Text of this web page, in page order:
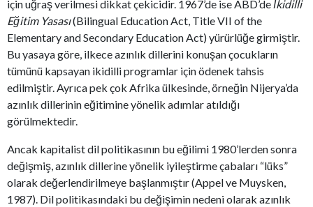
için uğraş verilmesi dikkat çekicidir. 1967’de ise ABD’de İkidilli
Eğitim Yasası(Bilingual Education Act, Title VII of the
Elementary and Secondary Education Act) yürürlüğe girmiştir.
Bu yasaya göre, ilkece azınlık dillerini konuşan çocukların
tümünü kapsayan ikidilli programlar için ödenek tahsis
edilmiştir. Ayrıca pek çok Afrika ülkesinde, örneğin Nijerya’da
azınlık dillerinin eğitimine yönelik adımlar atıldığı
görülmektedir.
Ancak kapitalist dil politikasının bu eğilimi 1980’lerden sonra
değişmiş, azınlık dillerine yönelik iyileştirme çabaları “lüks”
olarak değerlendirilmeye başlanmıştır (Appel ve Muysken,
1987). Dil politikasındaki bu değişimin nedeni olarak azınlık